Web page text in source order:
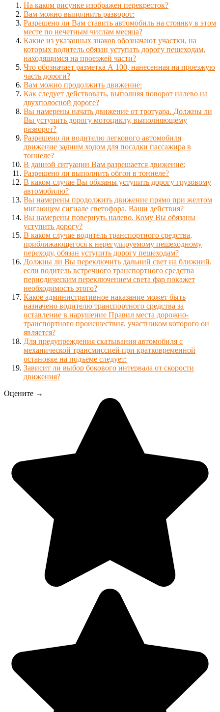
На каком рисунке изображен перекресток?
Вам можно выполнить разворот:
Разрешено ли Вам ставить автомобиль на стоянку в этом
месте по нечетным числам месяца?
Какие из указанных знаков обозначают участки, на
которых водитель обязан уступать дорогу пешеходам,
находящимся на проезжей части?
Что обозначает разметка А 100, нанесенная на проезжую
часть дороги?
Вам можно продолжить движение:
Как следует действовать, выполняя поворот налево на
двухполосной дороге?
Вы намерены начать движение от тротуара. Должны ли
Вы уступить дорогу мотоциклу, выполняющему
разворот?
Разрешено ли водителю легкового автомобиля
движение задним ходом для посадки пассажира в
тоннеле?
В данной ситуации Вам разрешается движение:
Разрешено ли выполнить обгон в тоннеле?
В каком случае Вы обязаны уступить дорогу грузовому
автомобилю?
Вы намерены продолжить движение прямо при желтом
мигающем сигнале светофора. Ваши действия?
Вы намерены повернуть налево. Кому Вы обязаны
уступить дорогу?
В каком случае водитель транспортного средства,
приближающегося к нерегулируемому пешеходному
переходу, обязан уступить дорогу пешеходам?
Должны ли Вы переключить дальний свет на ближний,
если водитель встречного транспортного средства
периодическим переключением света фар покажет
необходимость этого?
Какое административное наказание может быть
назначено водителю транспортного средства за
оставление в нарушение Правил места дорожно-
транспортного происшествия, участником которого он
является?
Для предупреждения скатывания автомобиля с
механической трансмиссией при кратковременной
остановке на подъеме следует:
Зависит ли выбор бокового интервала от скорости
движения?
Оцените →